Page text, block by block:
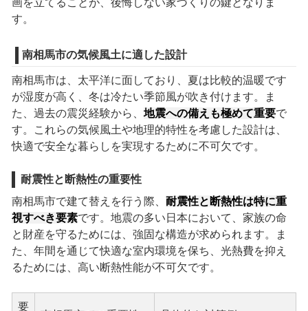
画を立てることが、後悔しない家づくりの鍵となりま
す。
南相馬市の気候風土に適した設計
南相馬市は、太平洋に面しており、夏は比較的温暖です
が湿度が高く、冬は冷たい季節風が吹き付けます。ま
た、過去の震災経験から、 地震への備えも極めて重要で
す。これらの気候風土や地理的特性を考慮した設計は、
快適で安全な暮らしを実現するために不可欠です。
耐震性と断熱性の重要性
南相馬市で建て替えを行う際、 耐震性と断熱性は特に重
視すべき要素です。地震の多い日本において、家族の命
と財産を守るためには、強固な構造が求められます。ま
た、年間を通じて快適な室内環境を保ち、光熱費を抑え
るためには、高い断熱性能が不可欠です。
要